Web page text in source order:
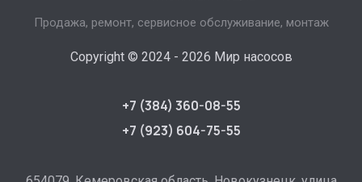
Продажа, ремонт, сервисное обслуживание, монтаж
Copyright © 2024 - 2026 Мир насосов
+7 (384) 360-08-55
+7 (923) 604-75-55